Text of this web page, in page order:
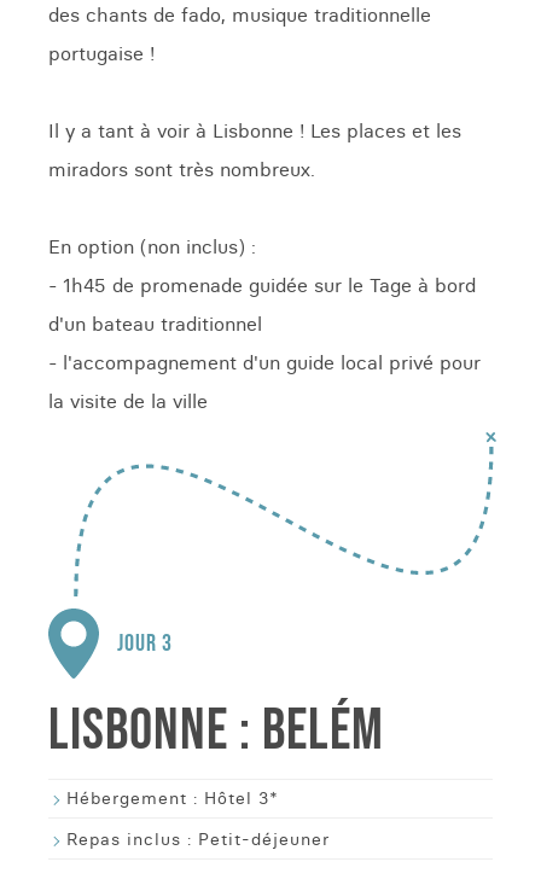
des chants de fado, musique traditionnelle
portugaise !
Il y a tant à voir à Lisbonne ! Les places et les
miradors sont très nombreux.
En option (non inclus) :
- 1h45 de promenade guidée sur le Tage à bord
d'un bateau traditionnel
- l'accompagnement d'un guide local privé pour
la visite de la ville
JOUR 3
LISBONNE : BELÉM
Hébergement : Hôtel 3*
Repas inclus : Petit-déjeuner